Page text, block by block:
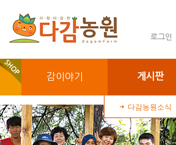
로그인
감이야기 게시판
다감농원소식